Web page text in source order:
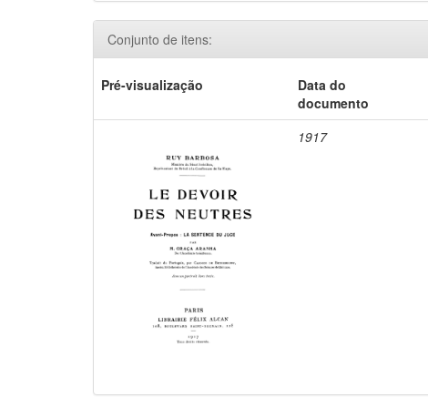
Conjunto de itens:
Pré-visualização
Data do
documento
1917